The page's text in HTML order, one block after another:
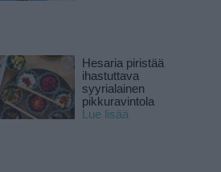
Hesaria piristää
ihastuttava
syyrialainen
pikkuravintola
Lue lisää